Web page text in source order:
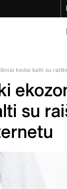
kedai balti su
su